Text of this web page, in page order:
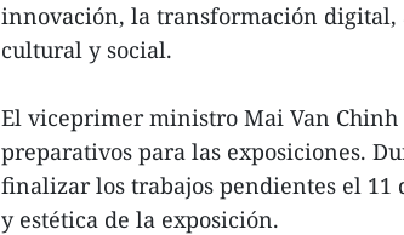
innovación, la transformación digital,
cultural y social.
El viceprimer ministro Mai Van
preparativos para las exposiciones.
finalizar los trabajos pendientes el 11
y estética de la exposición.